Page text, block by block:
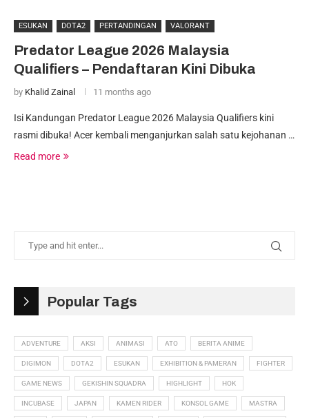
ESUKAN DOTA2 PERTANDINGAN VALORANT
Predator League 2026 Malaysia
Qualifiers – Pendaftaran Kini Dibuka
by Khalid Zainal 11 months ago
Isi Kandungan Predator League 2026 Malaysia Qualifiers kini
rasmi dibuka! Acer kembali menganjurkan salah satu kejohanan …
Read more
Popular Tags
ADVENTURE AKSI ANIMASI ATO BERITA ANIME
DIGIMON DOTA2 ESUKAN EXHIBITION & PAMERAN FIGHTER
GAME NEWS GEKISHIN SQUADRA HIGHLIGHT HOK
INCUBASE JAPAN KAMEN RIDER KONSOL GAME MASTRA